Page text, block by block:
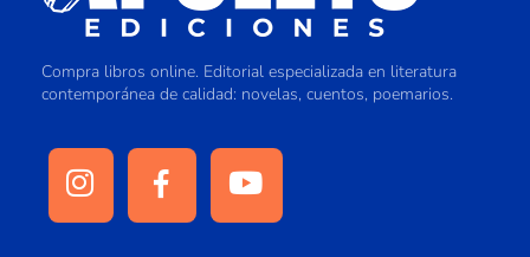
Compra libros online. Editorial especializada en literatura
contemporánea de calidad: novelas, cuentos, poemarios.